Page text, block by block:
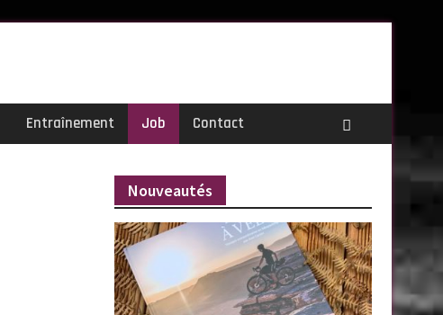
Entraînement Job Contact
Nouveautés